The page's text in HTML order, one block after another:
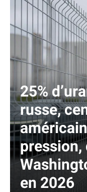
25%
russe,
pression,
en 2026